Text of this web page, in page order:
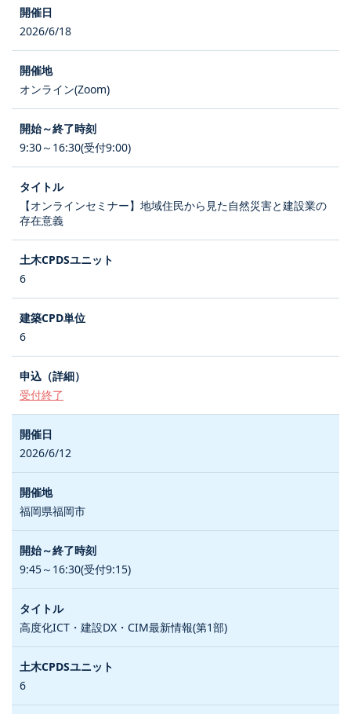
2026/6/18
オンライン(Zoom)
9:30～16:30(受付9:00)
【オンラインセミナー】地域住民から見た自然災害と建設業の
存在意義
6
6
受付終了
2026/6/12
福岡県福岡市
9:45～16:30(受付9:15)
高度化ICT・建設DX・CIM最新情報(第1部)
6